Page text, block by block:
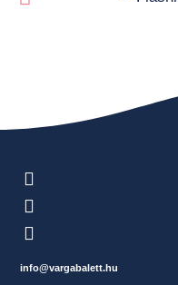
info@vargabalett.hu